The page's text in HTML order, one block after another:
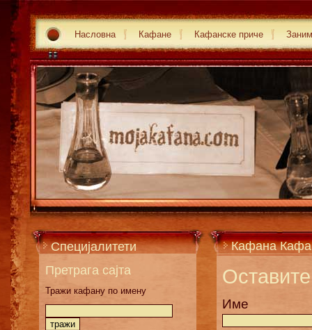
Насловна Кафане Кафанске приче
Специјалитети
Претрага сајта
Тражи кафану по имену
Кафана
Име